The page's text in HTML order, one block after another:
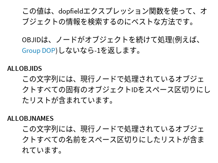
この値は、dopfieldエクスプレッション関数を使って、オ
ブジェクトの情報を検索するのにベストな方法です。
OBJIDは、ノードがオブジェクトを続けて処理(例えば、
Group DOP)しないなら-1を返します。
ALLOBJIDS
この文字列には、現行ノードで処理されているオブジェ
クトすべての固有のオブジェクトIDをスペース区切りにし
たリストが含まれています。
ALLOBJNAMES
この文字列には、現行ノードで処理されているオブジェ
クトすべての名前をスペース区切りにしたリストが含ま
れています。